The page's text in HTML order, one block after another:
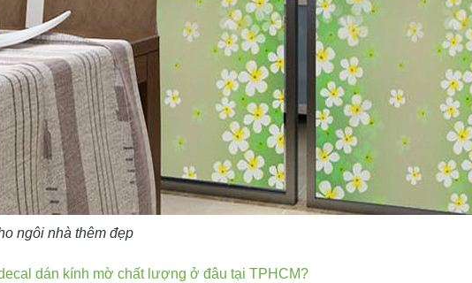
ngôi nhà thêm đẹp
dán kính mờ chất lượng ở đâu tại TPHCM?